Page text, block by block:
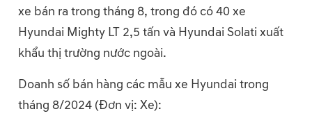
xe bán ra trong tháng 8, trong đó có 40 xe
Hyundai Mighty LT 2,5 tấn và Hyundai Solati xuất
khẩu thị trường nước ngoài.
Doanh số bán hàng các mẫu xe Hyundai trong
tháng 8/2024 (Đơn vị: Xe):